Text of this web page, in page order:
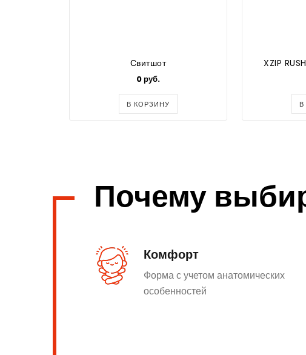
Свитшот
0 руб.
В КОРЗИНУ
XZIP
Почему
Комфорт
Форма с учетом анатомических
особенностей